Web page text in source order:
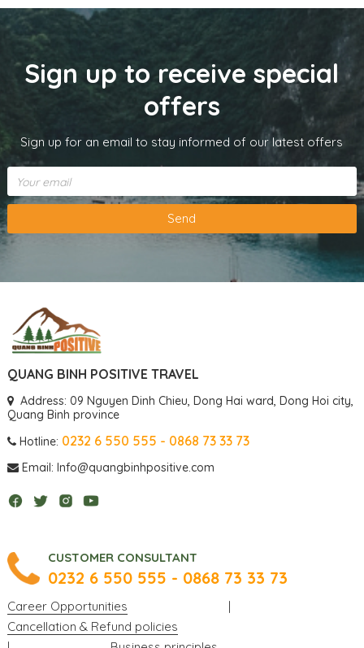
Sign up to receive special
offers
Sign up for an email to stay informed of our latest offers
Send
QUANG BINH POSITIVE TRAVEL
Address: 09 Nguyen Dinh Chieu, Dong Hai ward, Dong Hoi city,
Quang Binh province
Hotline: 0232 6 550 555 - 0868 73 33 73
Email: Info@quangbinhpositive.com
CUSTOMER CONSULTANT
0232 6 550 555 - 0868 73 33 73
Career Opportunities
|
Cancellation & Refund policies